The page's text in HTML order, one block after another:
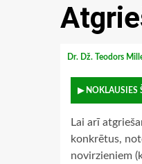
Dr. Dž. Teodors
▶ NOKLAUSIES
Lai arī
konkrētus,
novirzieniem